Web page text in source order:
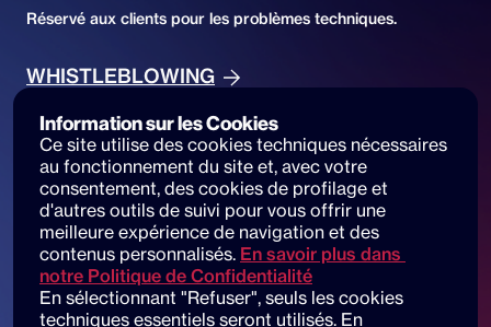
Réservé aux clients pour les problèmes techniques.
WHISTLEBLOWING
Accessibility
ACCESSIBILITY DECLARATION
Accessibilité du site et signalements
Information sur les Cookies
Ce site utilise des cookies techniques nécessaires
au fonctionnement du site et, avec votre
consentement, des cookies de profilage et
d'autres outils de suivi pour vous offrir une
meilleure expérience de navigation et des
contenus personnalisés. En savoir plus dans
notre Politique de Confidentialité
En sélectionnant "Refuser", seuls les cookies
techniques essentiels seront utilisés. En